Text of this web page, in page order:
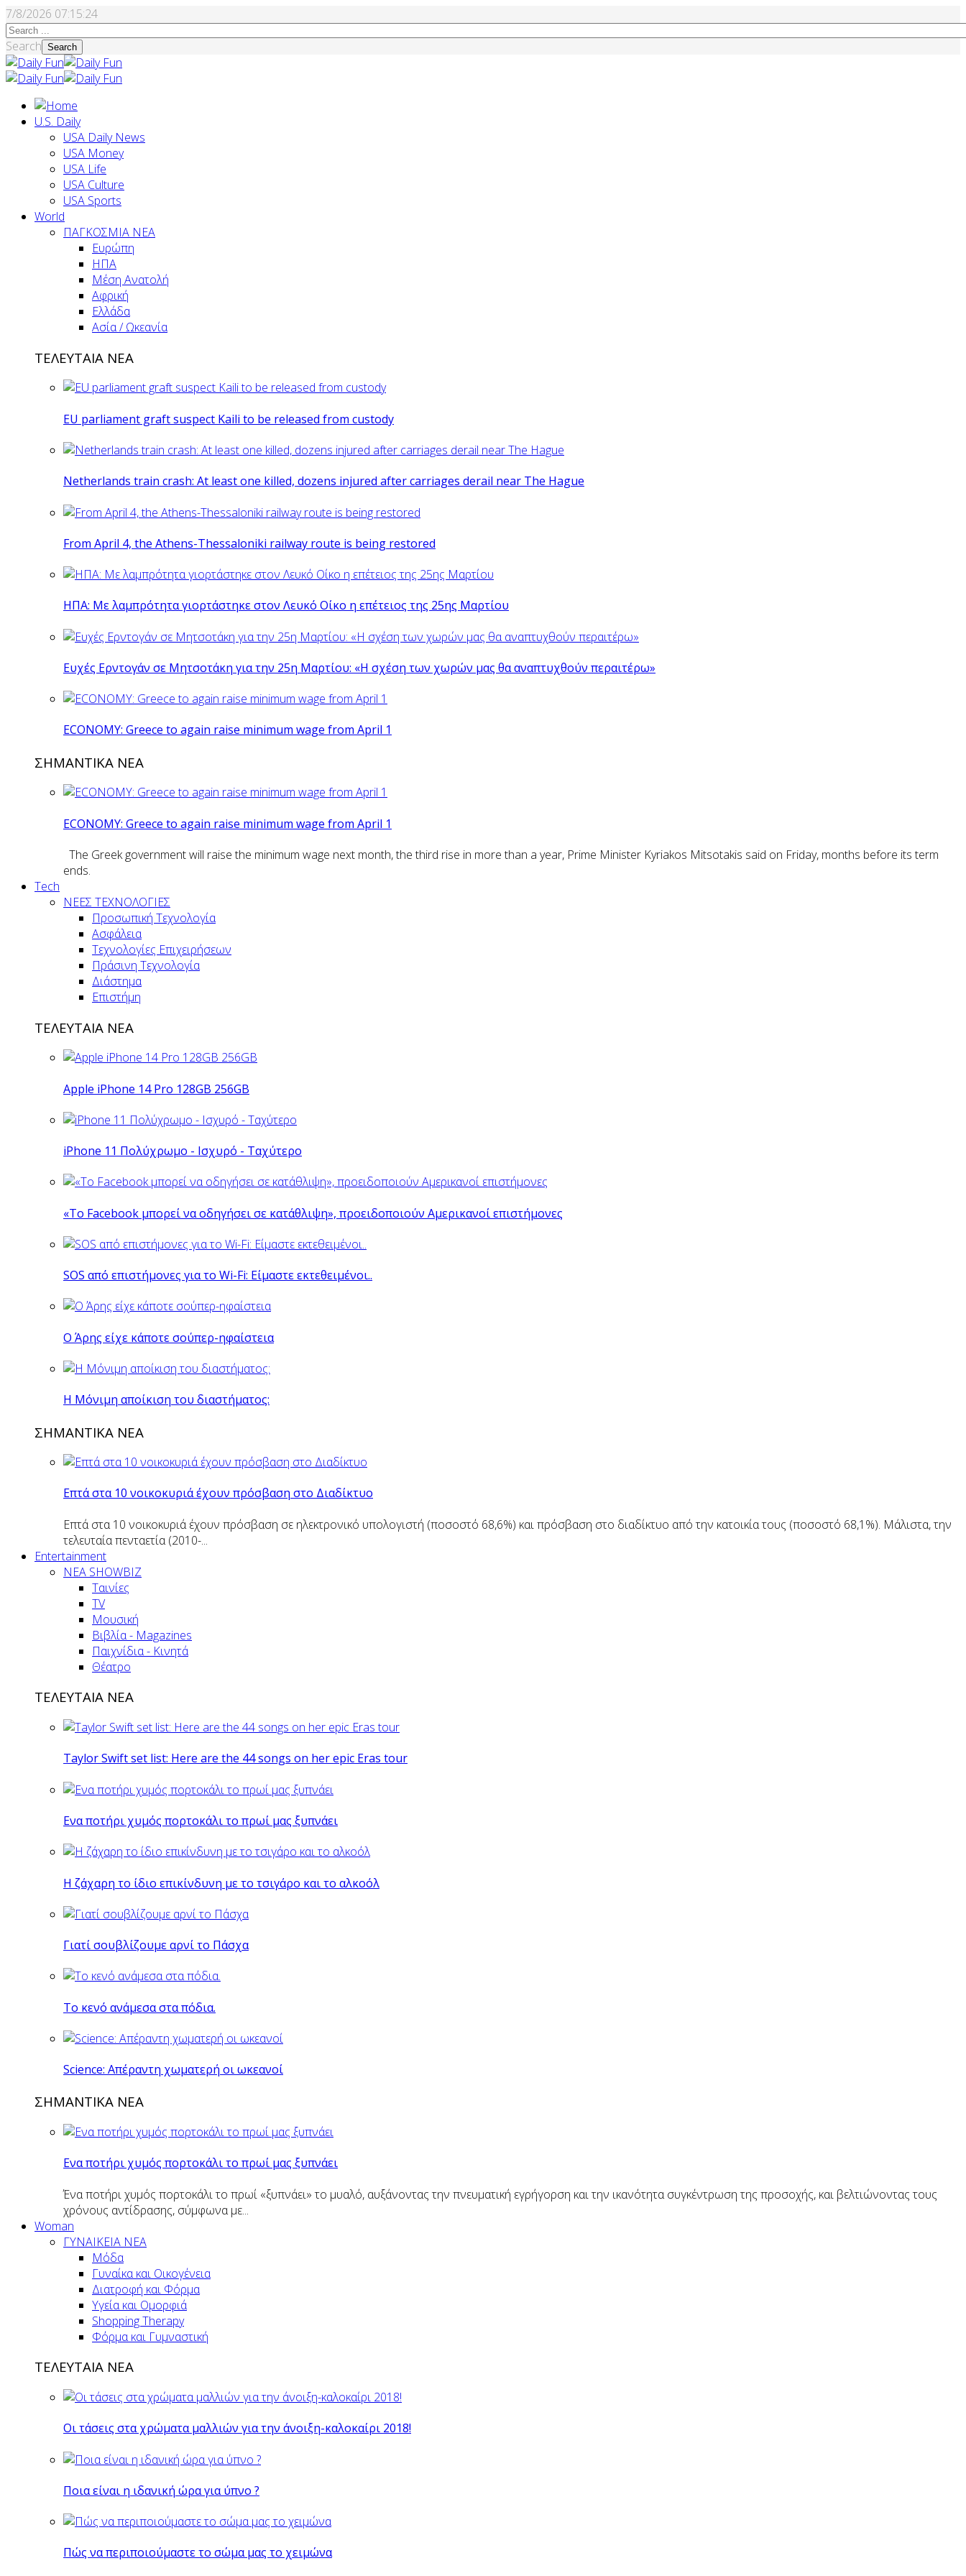
7/8/2026 07:15:25
Search Search
U.S. Daily
USA Daily News
USA Money
USA Life
USA Culture
USA Sports
World
ΠΑΓΚΟΣΜΙΑ ΝΕΑ
Ευρώπη
ΗΠΑ
Μέση Ανατολή
Αφρική
Ελλάδα
Ασία / Ωκεανία
ΤΕΛΕΥΤΑΙΑ ΝΕΑ
EU parliament graft suspect Kaili to be released from custody
Netherlands train crash: At least one killed, dozens injured after carriages derail near The Hague
From April 4, the Athens-Thessaloniki railway route is being restored
ΗΠΑ: Με λαμπρότητα γιορτάστηκε στον Λευκό Οίκο η επέτειος της 25ης Μαρτίου
Ευχές Ερντογάν σε Μητσοτάκη για την 25η Μαρτίου: «Η σχέση των χωρών μας θα αναπτυχθούν περαιτέρω»
ECONOMY: Greece to again raise minimum wage from April 1
ΣΗΜΑΝΤΙΚΑ ΝΕΑ
ECONOMY: Greece to again raise minimum wage from April 1
The Greek government will raise the minimum wage next month, the third rise in more than a year, Prime Minister Kyriakos Mitsotakis said on Friday, months before its term
ends.
Tech
ΝΕΕΣ ΤΕΧΝΟΛΟΓΙΕΣ
Προσωπική Τεχνολογία
Ασφάλεια
Τεχνολογίες Επιχειρήσεων
Πράσινη Τεχνολογία
Διάστημα
Επιστήμη
ΤΕΛΕΥΤΑΙΑ ΝΕΑ
Apple iPhone 14 Pro 128GB 256GB
iPhone 11 Πολύχρωμο - Ισχυρό - Ταχύτερο
«Το Facebook μπορεί να οδηγήσει σε κατάθλιψη», προειδοποιούν Αμερικανοί επιστήμονες
SOS από επιστήμονες για το Wi-Fi: Είμαστε εκτεθειμένοι..
O Άρης είχε κάποτε σούπερ-ηφαίστεια
H Mόνιμη αποίκιση του διαστήματος:
ΣΗΜΑΝΤΙΚΑ ΝΕΑ
Επτά στα 10 νοικοκυριά έχουν πρόσβαση στο Διαδίκτυο
Επτά στα 10 νοικοκυριά έχουν πρόσβαση σε ηλεκτρονικό υπολογιστή (ποσοστό 68,6%) και πρόσβαση στο διαδίκτυο από την κατοικία τους (ποσοστό 68,1%). Μάλιστα, την
τελευταία πενταετία (2010-...
Entertainment
ΝΕΑ SHOWBIZ
Ταινίες
TV
Μουσική
Βιβλία - Magazines
Παιχνίδια - Κινητά
Θέατρο
ΤΕΛΕΥΤΑΙΑ ΝΕΑ
Taylor Swift set list: Here are the 44 songs on her epic Eras tour
Eνα ποτήρι χυμός πορτοκάλι το πρωί μας ξυπνάει
Η ζάχαρη το ίδιο επικίνδυνη με το τσιγάρο και το αλκοόλ
Γιατί σουβλίζουμε αρνί το Πάσχα
Το κενό ανάμεσα στα πόδια.
Science: Απέραντη χωματερή οι ωκεανοί
ΣΗΜΑΝΤΙΚΑ ΝΕΑ
Eνα ποτήρι χυμός πορτοκάλι το πρωί μας ξυπνάει
Ένα ποτήρι χυμός πορτοκάλι το πρωί «ξυπνάει» το μυαλό, αυξάνοντας την πνευματική εγρήγορση και την ικανότητα συγκέντρωση της προσοχής, και βελτιώνοντας τους
χρόνους αντίδρασης, σύμφωνα με...
Woman
ΓΥΝΑΙΚΕΙΑ ΝΕΑ
Μόδα
Γυναίκα και Οικογένεια
Διατροφή και Φόρμα
Υγεία και Ομορφιά
Shopping Therapy
Φόρμα και Γυμναστική
ΤΕΛΕΥΤΑΙΑ ΝΕΑ
Οι τάσεις στα χρώματα μαλλιών για την άνοιξη-καλοκαίρι 2018!
Ποια είναι η ιδανική ώρα για ύπνο ?
Πώς να περιποιούμαστε το σώμα μας το χειμώνα